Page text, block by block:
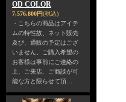
OD COLOR
7,576,800円(税込)
・こちらの商品はアイテ
ムの特性故、ネット販売
及び、通販の予定はござ
いません。ご購入希望の
お客様は事前にご連絡の
上、ご来店、ご商談が可
能な方と限らせて頂…